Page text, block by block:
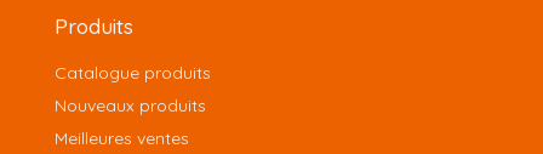
Produits
Catalogue produits
Nouveaux produits
Meilleures ventes